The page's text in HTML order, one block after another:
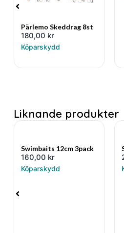
Pärlemo Skeddrag 8st
180,00 kr
Köparskydd
Liknande produkter
Swimbaits 12cm 3pack
160,00 kr
Köparskydd